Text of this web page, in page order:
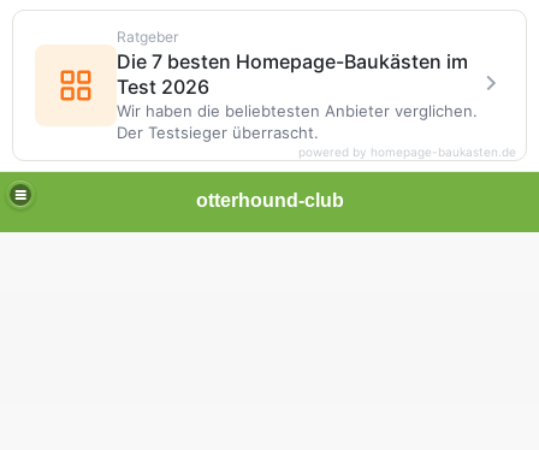
otterhound-club
Ratgeber
Die 7 besten Homepage-Baukästen im
Test 2026
Wir haben die beliebtesten Anbieter verglichen.
Der Testsieger überrascht.
powered by homepage-baukasten.de